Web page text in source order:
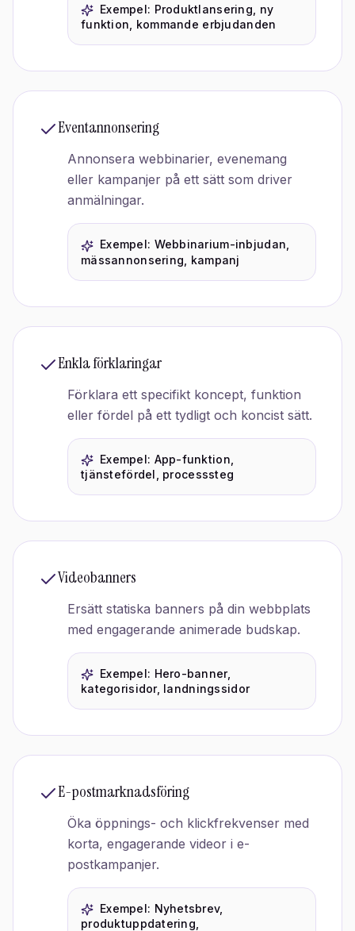
Exempel: Produktlansering, ny
funktion, kommande erbjudanden
Eventannonsering
Annonsera webbinarier, evenemang
eller kampanjer på ett sätt som driver
anmälningar.
Exempel: Webbinarium-inbjudan,
mässannonsering, kampanj
Enkla förklaringar
Förklara ett specifikt koncept, funktion
eller fördel på ett tydligt och koncist sätt.
Exempel: App-funktion,
tjänstefördel, processsteg
Videobanners
Ersätt statiska banners på din webbplats
med engagerande animerade budskap.
Exempel: Hero-banner,
kategorisidor, landningssidor
E-postmarknadsföring
Öka öppnings- och klickfrekvenser med
korta, engagerande videor i e-
postkampanjer.
Exempel: Nyhetsbrev,
produktuppdatering,